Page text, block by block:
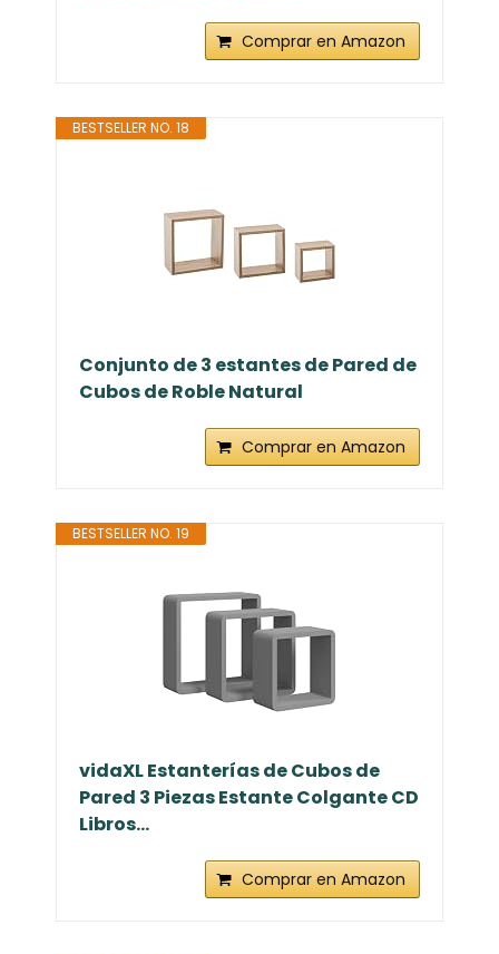
Comprar en Amazon
BESTSELLER NO. 18
Conjunto de 3 estantes de Pared de
Cubos de Roble Natural
Comprar en Amazon
BESTSELLER NO. 19
vidaXL Estanterías de Cubos de
Pared 3 Piezas Estante Colgante CD
Libros...
Comprar en Amazon